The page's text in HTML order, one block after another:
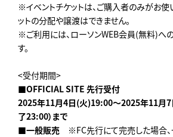
※イベントチケットは、ご購入者のみがお使
ットの分配や譲渡はできません。
※ご利用には、ローソンWEB会員(無料)へ
す。
<受付期間>
■OFFICIAL SITE 先行受付
2025年11月4日(火)19:00～2025年11月7
了23:00）まで
■一般販売 ※FC先行にて完売した場合